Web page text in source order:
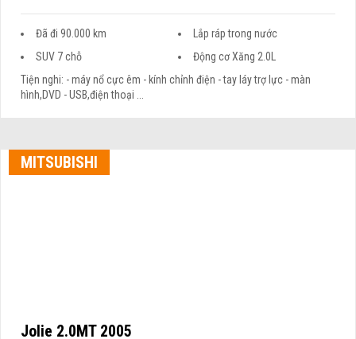
Đã đi 90.000 km
Lắp ráp trong nước
SUV 7 chỗ
Động cơ Xăng 2.0L
Tiện nghi: - máy nổ cực êm - kính chỉnh điện - tay láy trợ lực - màn
hình,DVD - USB,điện thoại ...
MITSUBISHI
Jolie 2.0MT 2005